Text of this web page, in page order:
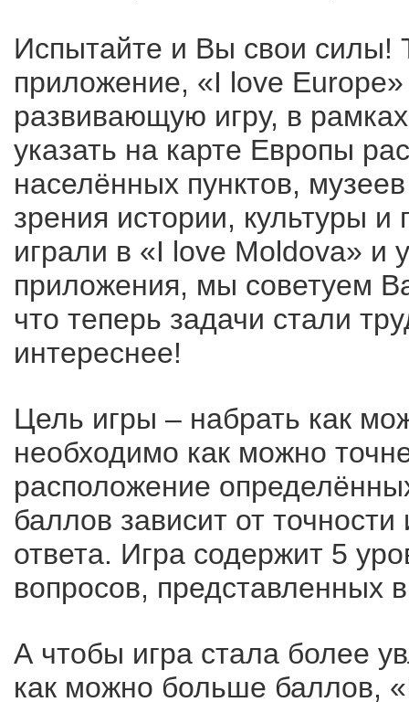
Испытайте и Вы свои силы!
приложение, «I love Europe»
развивающую игру, в
указать на карте Европы
населённых пунктов,
зрения истории, культуры
играли в «I love Moldova» и
приложения, мы советуем
что теперь задачи стали
интереснее!
Цель игры – набрать как
необходимо как можно
расположение
баллов зависит от
ответа. Игра содержит 5
вопросов, представленных
А чтобы игра стала более
как можно больше баллов,